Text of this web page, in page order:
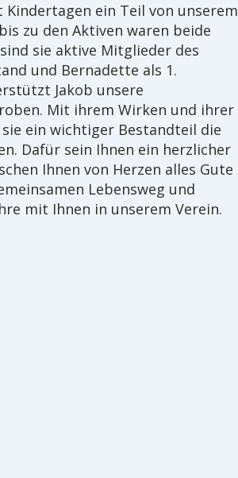
ein Teil von unserem
zu den Aktiven waren beide
sie aktive Mitglieder des
und Bernadette als 1.
Jakob unsere
Mit ihrem Wirken und ihrer
ein wichtiger Bestandteil die
Dafür sein Ihnen ein herzlicher
Ihnen von Herzen alles Gute
Lebensweg und
mit Ihnen in unserem Verein.